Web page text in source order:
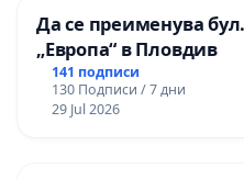
Да се преименува
„Европа“ в Пловдив
141 подписи
130 Подписи / 7 дни
29 Jul 2026